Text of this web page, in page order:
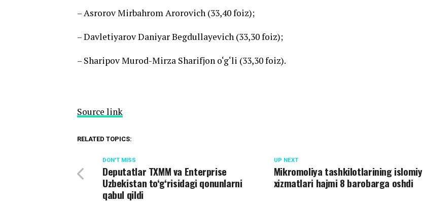
– Asrorov Mirbahrom Arorovich (33,40 foiz);
– Davletiyarov Daniyar Begdullayevich (33,30 foiz);
– Sharipov Murod-Mirza Sharifjon o‘g‘li (33,30 foiz).
Source link
RELATED TOPICS:
UP NEXT
Mikromoliya tashkilotlarining islomiy
xizmatlari hajmi 8 barobarga oshdi
DON'T MISS
Deputatlar TXMM va Enterprise
Uzbekistan to‘g‘risidagi qonunlarni
qabul qildi